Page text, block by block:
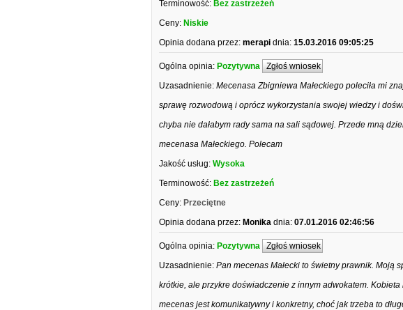
Terminowość: Bez zastrzeżeń
Ceny: Niskie
Opinia dodana przez: merapi dnia: 15.03.2016 09:05:25
Ogólna opinia: Pozytywna Zgłoś wniosek
Uzasadnienie: Mecenasa Zbigniewa Małeckiego poleciła mi
sprawę rozwodową i oprócz wykorzystania swojej wiedzy i
chyba nie dałabym rady sama na sali sądowej. Przede mną
mecenasa Małeckiego. Polecam
Jakość usług: Wysoka
Terminowość: Bez zastrzeżeń
Ceny: Przeciętne
Opinia dodana przez: Monika dnia: 07.01.2016 02:46:56
Ogólna opinia: Pozytywna Zgłoś wniosek
Uzasadnienie: Pan mecenas Małecki to świetny prawnik. Moją
krótkie, ale przykre doświadczenie z innym adwokatem.
mecenas jest komunikatywny i konkretny, choć jak trzeba to